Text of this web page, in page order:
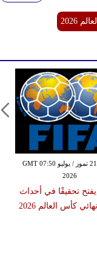
2026
الثلاثاء ,21 تموز / يوليو GMT 07:50
2026
تحقيقًا في أحداث
كأس العالم 2026